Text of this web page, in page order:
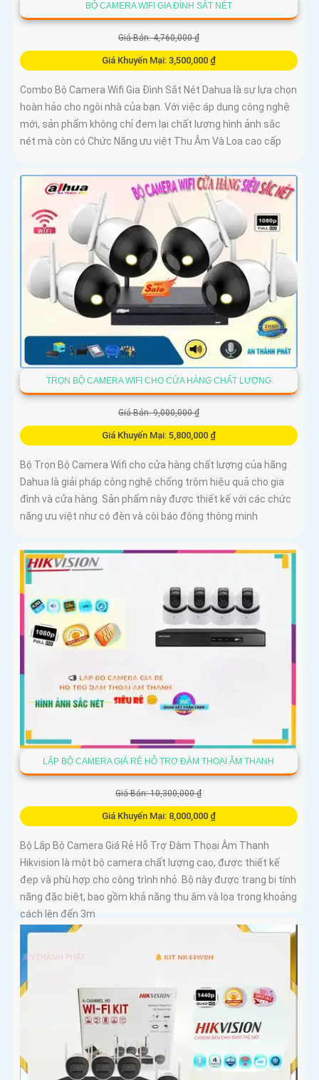
BỘ CAMERA WIFI GIA ĐÌNH SẮT NÉT
Giá Bán: 4,760,000 ₫
Giá Khuyến Mại: 3,500,000 ₫
Combo Bộ Camera Wifi Gia Đình Sắt Nét Dahua là sự lựa chọn
hoàn hảo cho ngôi nhà của bạn. Với việc áp dụng công nghệ
mới, sản phẩm không chỉ đem lại chất lượng hình ảnh sắc
nét mà còn có Chức Năng ưu việt Thu Âm Và Loa cao cấp
TRỌN BỘ CAMERA WIFI CHO CỬA HÀNG CHẤT LƯỢNG
Giá Bán: 9,000,000 ₫
Giá Khuyến Mại: 5,800,000 ₫
Bộ Trọn Bộ Camera Wifi cho cửa hàng chất lượng của hãng
Dahua là giải pháp công nghệ chống trộm hiệu quả cho gia
đình và cửa hàng. Sản phẩm này được thiết kế với các chức
năng ưu việt như có đèn và còi báo động thông minh
LẮP BỘ CAMERA GIÁ RẺ HỖ TRỢ ĐÀM THOẠI ÂM THANH
Giá Bán: 10,300,000 ₫
Giá Khuyến Mại: 8,000,000 ₫
Bộ Lắp Bộ Camera Giá Rẻ Hỗ Trợ Đàm Thoại Âm Thanh
Hikvision là một bộ camera chất lượng cao, được thiết kế
đẹp và phù hợp cho công trình nhỏ. Bộ này được trang bị tính
năng đặc biệt, bao gồm khả năng thu âm và loa trong khoảng
cách lên đến 3m